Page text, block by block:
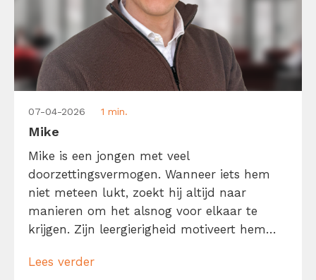
07-04-2026 1 min.
Mike
Mike is een jongen met veel
doorzettingsvermogen. Wanneer iets hem
niet meteen lukt, zoekt hij altijd naar
manieren om het alsnog voor elkaar te
krijgen. Zijn leergierigheid motiveert hem
drijft? Content maken die iets losmaakt, die
Lees verder